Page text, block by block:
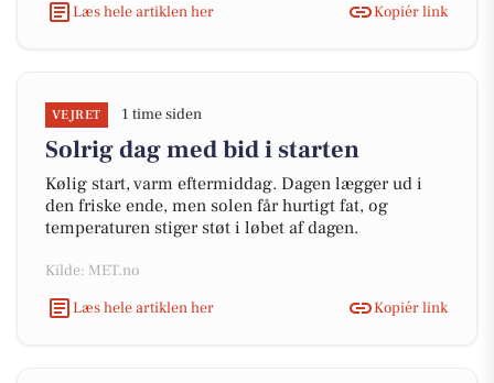
Læs hele artiklen her
Kopiér link
VEJRET 1 time siden
Solrig dag med bid i starten
Kølig start, varm eftermiddag. Dagen lægger ud i
den friske ende, men solen får hurtigt fat, og
temperaturen stiger støt i løbet af dagen.
Kilde: MET.no
Læs hele artiklen her
Kopiér link